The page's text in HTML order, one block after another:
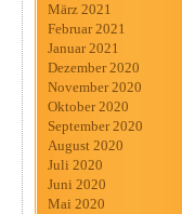
März 2021
Februar 2021
Januar 2021
Dezember 2020
November 2020
Oktober 2020
September 2020
August 2020
Juli 2020
Juni 2020
Mai 2020